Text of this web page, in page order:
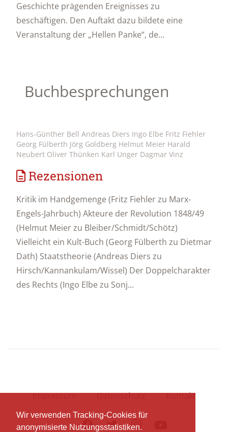
Wir verwenden Tracking-Cookies für
anonymisierte Nutzungsstatistiken.
Geschichte prägenden Ereignisses zu
beschäftigen. Den Auftakt dazu bildete eine
Veranstaltung der „Hellen Panke“, de...
Buchbesprechungen
Hans-Günther Bell Andreas Diers Ingo Elbe Fritz Fiehler
Georg Fülberth Jörg Goldberg Helmut Meier Harald
Neubert Oliver Thünken Karl Unger Dagmar Vinz
Rezensionen
Kritik im Handgemenge (Fritz Fiehler zu Marx-
Engels-Jahrbuch) Akteure der Revolution 1848/49
(Helmut Meier zu Bleiber/Schmidt/Schötz)
Vielleicht ein Kult-Buch (Georg Fülberth zu Dietmar
Dath) Staatstheorie (Andreas Diers zu
Hirsch/Kannankulam/Wissel) Der Doppelcharakter
des Rechts (Ingo Elbe zu Sonj...
Impressum Datenschutz Kontakt
FacebookTwitterInstagram